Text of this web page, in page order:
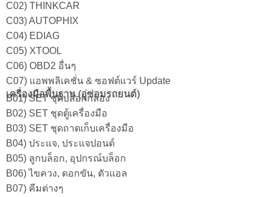
C02) THINKCAR
C03) AUTOPHIX
C04) EDIAG
C05) XTOOL
C06) OBD2 อื่นๆ
C07) แอพพลิเคชั่น & ซอฟต์แวร์ Update
เครื่องมือพื้นฐาน (อู่ซ่อมรถยนต์)
B01) SET ชุดบล็อกกล่อง
B02) SET ชุดตู้เครื่องมือ
B03) SET ชุดถาดเก็บเครื่องมือ
B04) ประแจ, ประแจปอนด์
B05) ลูกบล็อก, อุปกรณ์บล็อก
B06) ไขควง, ดอกขัน, ตัวแอล
B07) คีมต่างๆ